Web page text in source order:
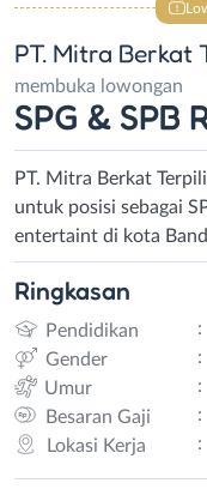
PT. Mitra Berkat
membuka lowongan
SPG & SPB
PT. Mitra Berkat
untuk posisi sebagai
entertaint di kota
Ringkasan
Pendidikan :
Gender
:
Umur
:
Besaran Gaji
:
Lokasi Kerja
: